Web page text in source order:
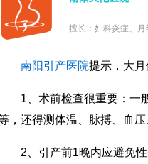
擅长：妇科炎症、月
南阳引产医院提示，大
1、术前检查很重要：一般
，还得测体温、脉搏、血
2、引产前1晚内应避免性